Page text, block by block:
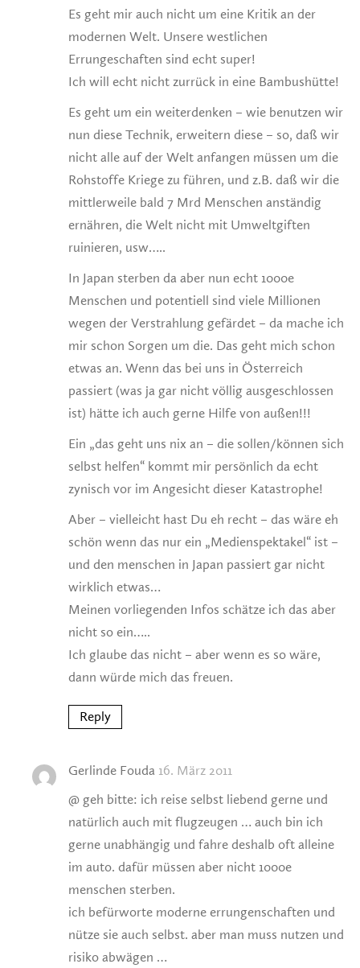
Es geht mir auch nicht um eine Kritik an der
modernen Welt. Unsere westlichen
Errungeschaften sind echt super!
Ich will echt nicht zurrück in eine Bambushütte!
Es geht um ein weiterdenken – wie benutzen wir
nun diese Technik, erweitern diese – so, daß wir
nicht alle auf der Welt anfangen müssen um die
Rohstoffe Kriege zu führen, und z.B. daß wir die
mittlerweile bald 7 Mrd Menschen anständig
ernähren, die Welt nicht mit Umweltgiften
ruinieren, usw…..
In Japan sterben da aber nun echt 1000e
Menschen und potentiell sind viele Millionen
wegen der Verstrahlung gefärdet – da mache ich
mir schon Sorgen um die. Das geht mich schon
etwas an. Wenn das bei uns in Österreich
passiert (was ja gar nicht völlig ausgeschlossen
ist) hätte ich auch gerne Hilfe von außen!!!
Ein „das geht uns nix an – die sollen/können sich
selbst helfen“ kommt mir persönlich da echt
zynisch vor im Angesicht dieser Katastrophe!
Aber – vielleicht hast Du eh recht – das wäre eh
schön wenn das nur ein „Medienspektakel“ ist –
und den menschen in Japan passiert gar nicht
wirklich etwas…
Meinen vorliegenden Infos schätze ich das aber
nicht so ein…..
Ich glaube das nicht – aber wenn es so wäre,
dann würde mich das freuen.
Reply
Gerlinde Fouda 16. März 2011
@ geh bitte: ich reise selbst liebend gerne und
natürlich auch mit flugzeugen … auch bin ich
gerne unabhängig und fahre deshalb oft alleine
im auto. dafür müssen aber nicht 1000e
menschen sterben.
ich befürworte moderne errungenschaften und
nütze sie auch selbst. aber man muss nutzen und
risiko abwägen …